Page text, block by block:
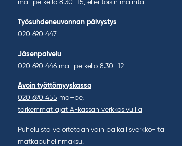
ma–pe kello 8.30–15, ellei toisin mainita
Työsuhdeneuvonnan päivystys
020 690 447
Jäsenpalvelu
020 690 446 ma–pe kello 8.30–12
Avoin työttömyyskassa
020 690 455 ma–pe,
tarkemmat ajat A-kassan verkkosivuilla
Puheluista veloitetaan vain paikallisverkko- tai
matkapuhelinmaksu.